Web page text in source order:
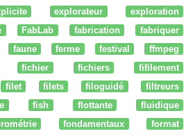
explorateur
exploration
FabLab fabrication
fabriquer
faune ferme festival
ffmpeg
fichier fichiers
fifilement
filet filets filoguidé
filtreurs
fish flottante
fluidique
fondamentaux
format